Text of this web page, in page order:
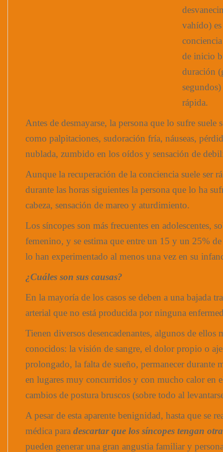
vahído)
de inicio
duración
rápida.
Antes de desmayarse, la persona que lo sufre suele
como palpitaciones, sudoración fría, náuseas,
nublada, zumbido en los oídos y sensación de
Aunque la recuperación de la conciencia suele ser
durante las horas siguientes la persona que lo ha
cabeza, sensación de mareo y aturdimiento.
Los síncopes son más frecuentes en adolescentes,
femenino, y se estima que entre un 15 y un 25%
lo han experimentado al menos una vez en su
¿Cuáles son sus causas?
En la mayoría de los casos se deben a una bajada
arterial que no está producida por ninguna
Tienen diversos desencadenantes, algunos de ellos
conocidos: la visión de sangre, el dolor propio o
prolongado, la falta de sueño, permanecer durante
en lugares muy concurridos y con mucho calor en
cambios de postura bruscos (sobre todo al
A pesar de esta aparente benignidad, hasta que se
médica para descartar que los síncopes tengan
pueden generar una gran angustia familiar y